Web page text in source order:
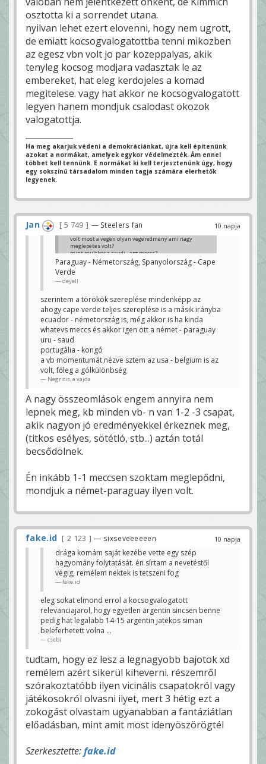
osztotta ki a sorrendet utana.
nyilvan lehet ezert elovenni, hogy nem ugrott,
de emiatt kocsogvalogatottba tenni mikozben
az egesz vbn volt jo par kozeppalyas, akik
tenyleg kocsog modjara vadasztak le az
embereket, hat eleg kerdojeles a komad
megitelese. vagy hat akkor ne kocsogvalogatott
legyen hanem mondjuk csalodast okozok
valogatottja.
Ha meg akarjuk védeni a demokráciánkat, újra kell épitenünk
azokat a normákat, amelyek egykor védelmezték. Ám ennel
többet kell tennünk. E normákat ki kell terjesztenünk úgy, hogy
egy sokszínű társadalom minden tagja számára elerhetők
legyenek.
10 napja
Jan 5 749 — Steelers fan
volt most a vegen olyan vegeredmeny ami nagy
meglepetes volt?
mint multkor a saudi - arg meccs?
YoungZeeZee
Paraguay - Németország, Spanyolország - Cape
Verde
deyell
szerintem a törökök szereplése mindenképp az
ahogy cape verde teljes szereplése is a másik irányba
ecuador - németország is, még akkor is ha kinda
whatevs meccs és akkor igen ott a német - paraguay
uru - saud
portugália - kongó
a vb momentumát nézve sztem az usa - belgium is az
volt, főleg a gólkülönbség
Negritis, a vajda
A nagy összeomlások engem annyira nem
lepnek meg, kb minden vb- n van 1-2 -3 csapat,
akik nagyon jó eredményekkel érkeznek meg,
(titkos esélyes, sötétló, stb...) aztán totál
becsődölnek.
Én inkább 1-1 meccsen szoktam meglepődni,
mondjuk a német-paraguay ilyen volt.
10 napja
fake.id 2 123 — sixseveeeeeen
drága komám saját kezébe vette egy szép
hagyomány folytatását. én sírtam a nevetéstől
végig, remélem nektek is tetszeni fog
fake.id
eleg sokat elmond errol a kocsogvalogatott
relevanciajarol, hogy egyetlen argentin sincsen benne
pedig hat legalabb 14-15 argentin jatekos siman
beleferhetett volna ...
csebi
tudtam, hogy ez lesz a legnagyobb bajotok xd
remélem azért sikerül kiheverni. részemről
szórakoztatóbb ilyen vicinális csapatokról vagy
játékosokról olvasni ilyet, mert 3 hétig ezt a
zokogást olvastam ugyanabban a fantáziátlan
előadásban, mint amit most idenyöszörögtél
Szerkesztette:fake.id